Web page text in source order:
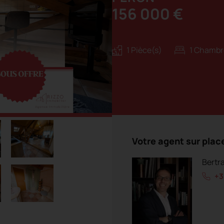
156 000 €
1 Pièce(s) 1
Votre agent sur